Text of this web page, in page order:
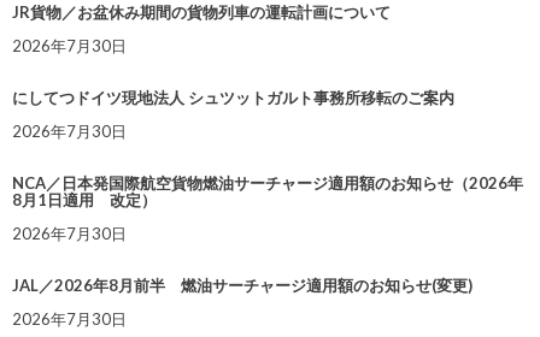
JR貨物／お盆休み期間の貨物列車の運転計画について
2026年7月30日
にしてつドイツ現地法人 シュツットガルト事務所移転のご案内
2026年7月30日
NCA／日本発国際航空貨物燃油サーチャージ適用額のお知らせ（2026年
8月1日適用 改定）
2026年7月30日
JAL／2026年8月前半 燃油サーチャージ適用額のお知らせ(変更)
2026年7月30日